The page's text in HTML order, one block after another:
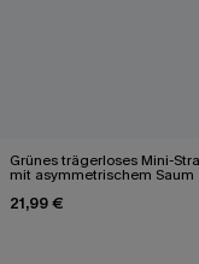
Grünes trägerloses Mini-
mit asymmetrischem Saum
21,99 €